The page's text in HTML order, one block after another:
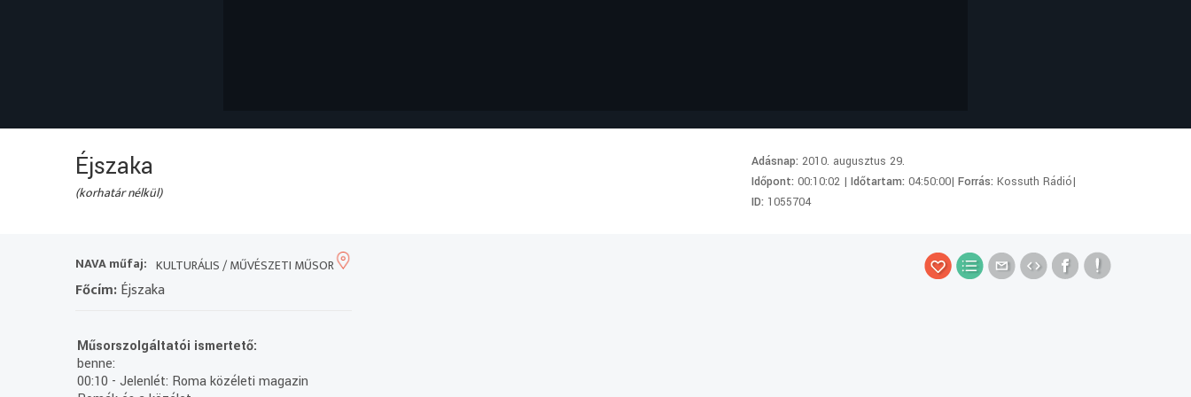
Éjszaka
(korhatár nélkül)
Adásnap:2010. augusztus 29.
Időpont:00:10:02 |Időtartam:04:50:00|Forrás:Kossuth Rádió|
ID: 1055704
NAVA műfaj: KULTURÁLIS / MŰVÉSZETI MŰSOR
Főcím:Éjszaka
Műsorszolgáltatói ismertető:
benne:
00:10 - Jelenlét: Roma közéleti magazin